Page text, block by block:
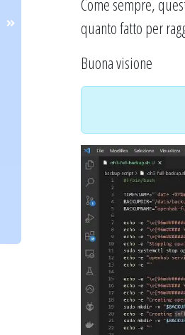
Come sempre,
quanto fatto per
Buona visione